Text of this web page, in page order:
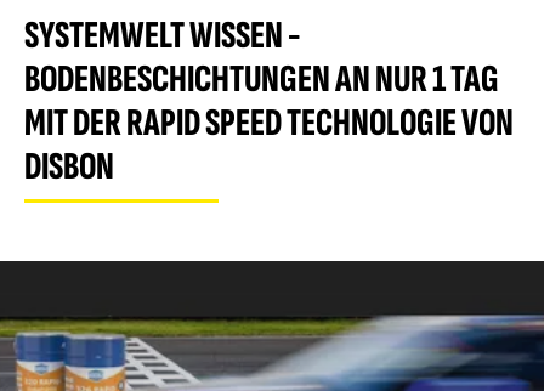
SYSTEMWELT WISSEN -
BODENBESCHICHTUNGEN AN NUR 1 TAG
MIT DER RAPID SPEED TECHNOLOGIE VON
DISBON